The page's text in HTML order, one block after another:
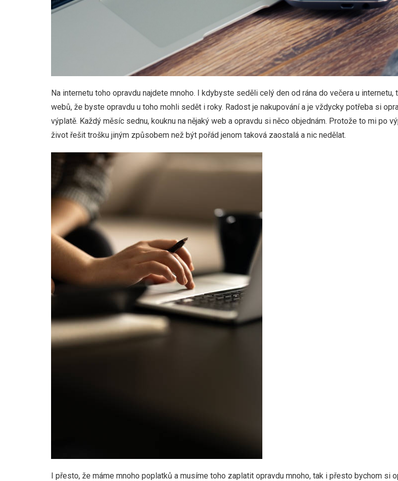
Na internetu toho opravdu najdete mnoho. I kdybyste seděli celý den od rána do večera u
webů, že byste opravdu u toho mohli sedět i roky. Radost je nakupování a je vždycky potřeba si
výplatě. Každý měsíc sednu, kouknu na nějaký web a opravdu si něco objednám. Protože to mi po
život řešit trošku jiným způsobem než být pořád jenom taková zaostalá a nic nedělat.
I přesto, že máme mnoho poplatků a musíme toho zaplatit opravdu mnoho, tak i přesto bychom si